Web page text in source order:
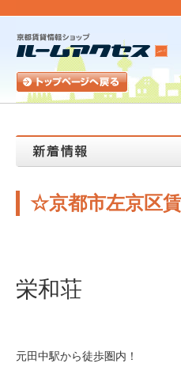
☆京都市左京区
栄和荘
元田中駅から徒歩圏内！